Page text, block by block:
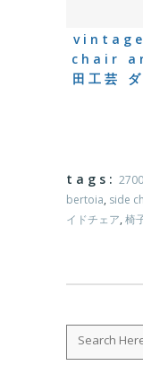
chair
田工芸
tags:
bertoia, side
イドチェア, 椅